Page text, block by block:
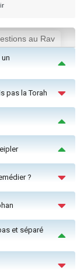
au Rav
un
pas la Torah
?
et séparé